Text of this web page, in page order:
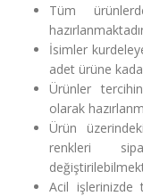
Tüm
İsimler
adet ürüne
Ürünler
olarak
Ürün
renkleri
Acil işlerinizde